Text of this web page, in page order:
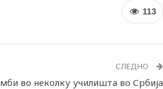
113
СЛЕДНО
во неколку училишта во Србија